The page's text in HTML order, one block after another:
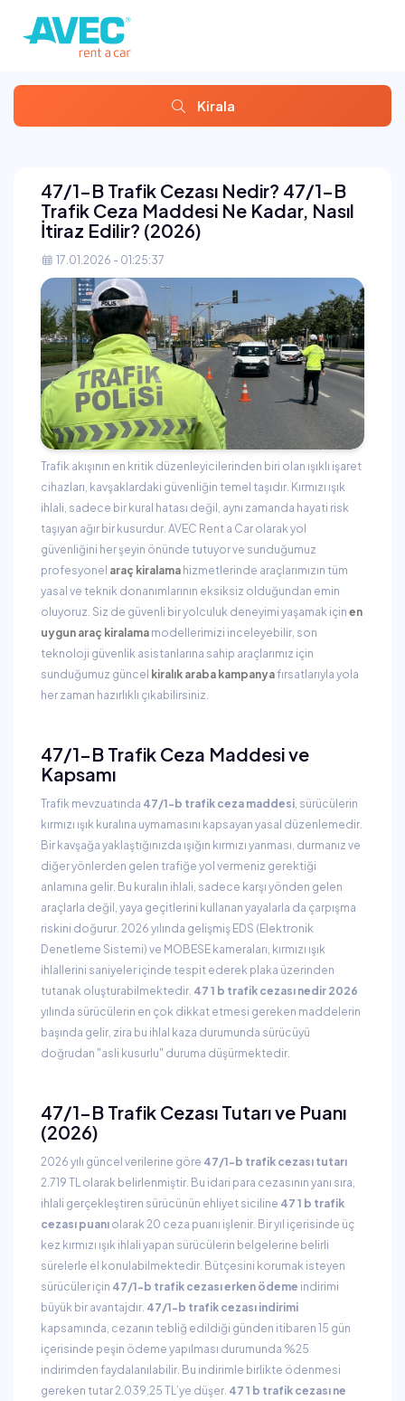
Kirala
47/1-B Trafik Cezası Nedir? 47/1-B
Trafik Ceza Maddesi Ne Kadar, Nasıl
İtiraz Edilir? (2026)
17.01.2026 - 01:25:37
Trafik akışının en kritik düzenleyicilerinden biri olan ışıklı işaret
cihazları, kavşaklardaki güvenliğin temel taşıdır. Kırmızı ışık
ihlali, sadece bir kural hatası değil, aynı zamanda hayati risk
taşıyan ağır bir kusurdur. AVEC Rent a Car olarak yol
güvenliğini her şeyin önünde tutuyor ve sunduğumuz
profesyonel araç kiralama hizmetlerinde araçlarımızın tüm
yasal ve teknik donanımlarının eksiksiz olduğundan emin
oluyoruz. Siz de güvenli bir yolculuk deneyimi yaşamak için en
uygun araç kiralama modellerimizi inceleyebilir, son
teknoloji güvenlik asistanlarına sahip araçlarımız için
sunduğumuz güncel kiralık araba kampanyafırsatlarıyla yola
her zaman hazırlıklı çıkabilirsiniz.
47/1-B Trafik Ceza Maddesi ve
Kapsamı
Trafik mevzuatında 47/1-b trafik ceza maddesi, sürücülerin
kırmızı ışık kuralına uymamasını kapsayan yasal düzenlemedir.
Bir kavşağa yaklaştığınızda ışığın kırmızı yanması, durmanız ve
diğer yönlerden gelen trafiğe yol vermeniz gerektiği
anlamına gelir. Bu kuralın ihlali, sadece karşı yönden gelen
araçlarla değil, yaya geçitlerini kullanan yayalarla da çarpışma
riskini doğurur. 2026 yılında gelişmiş EDS (Elektronik
Denetleme Sistemi) ve MOBESE kameraları, kırmızı ışık
ihlallerini saniyeler içinde tespit ederek plaka üzerinden
tutanak oluşturabilmektedir. 47 1 b trafik cezası nedir 2026
yılında sürücülerin en çok dikkat etmesi gereken maddelerin
başında gelir, zira bu ihlal kaza durumunda sürücüyü
doğrudan "asli kusurlu" duruma düşürmektedir.
47/1-B Trafik Cezası Tutarı ve Puanı
(2026)
2026 yılı güncel verilerine göre 47/1-b trafik cezası tutarı
2.719 TL olarak belirlenmiştir. Bu idari para cezasının yanı sıra,
ihlali gerçekleştiren sürücünün ehliyet siciline 47 1 b trafik
cezası puanı olarak 20 ceza puanı işlenir. Bir yıl içerisinde üç
kez kırmızı ışık ihlali yapan sürücülerin belgelerine belirli
sürelerle el konulabilmektedir. Bütçesini korumak isteyen
sürücüler için 47/1-b trafik cezası erken ödeme indirimi
büyük bir avantajdır. 47/1-b trafik cezası indirimi
kapsamında, cezanın tebliğ edildiği günden itibaren 15 gün
içerisinde peşin ödeme yapılması durumunda %25
indirimden faydalanılabilir. Bu indirimle birlikte ödenmesi
gereken tutar 2.039,25 TL’ye düşer. 47 1 b trafik cezası ne